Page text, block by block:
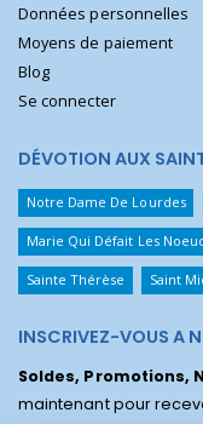
Données personnelles
Moyens de paiement
Blog
Se connecter
DÉVOTION AUX
Notre Dame De Lourdes
Marie Qui Défait Les
Sainte Thérèse Saint
INSCRIVEZ-VOUS A
Soldes, Promotions,
maintenant pour